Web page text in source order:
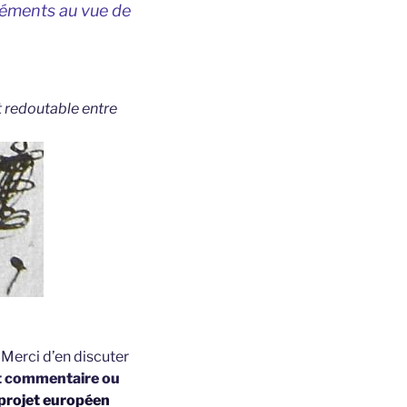
au vue de
redoutable entre
Merci d’en discuter
commentaire ou
européen